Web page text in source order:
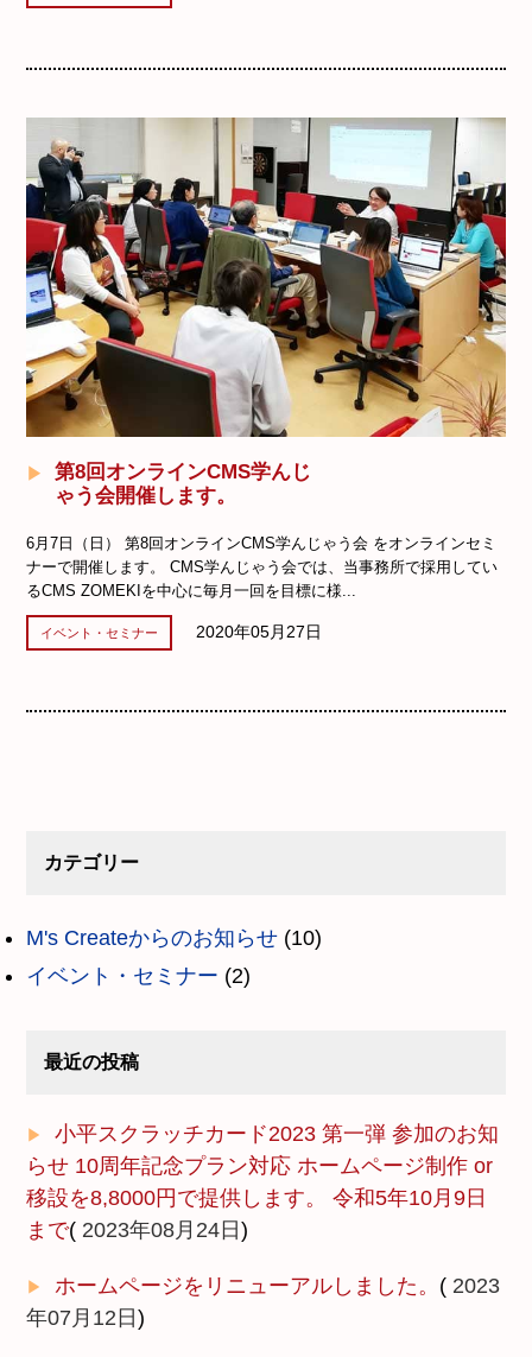
第8回オンラインCMS学んじ
ゃう会開催します。
6月7日（日） 第8回オンラインCMS学んじゃう会 をオンラインセミ
ナーで開催します。 CMS学んじゃう会では、当事務所で採用してい
るCMS ZOMEKIを中心に毎月一回を目標に様...
イベント・セミナー 2020年05月27日
カテゴリー
M's Createからのお知らせ (10)
イベント・セミナー (2)
最近の投稿
小平スクラッチカード2023 第一弾 参加のお知
らせ 10周年記念プラン対応 ホームページ制作 or
移設を8,8000円で提供します。 令和5年10月9日
まで( 2023年08月24日)
ホームページをリニューアルしました。 ( 2023
年07月12日)